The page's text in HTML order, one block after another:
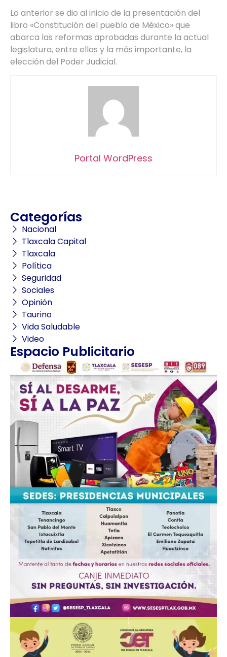
Lo anterior se dio al inicio de la presentación del
libro «Constitución del pueblo de México» que
abarca las reformas aprobadas durante la actual
legislatura, entre ellas y la más importante, la
elección del Poder Judicial.
Portal WordPress
Categorías
Nacional
Tlaxcala Capital
Tlaxcala
Política
Seguridad
Sociales
Opinión
Taurino
Vida Saludable
Video
Espacio Publicitario